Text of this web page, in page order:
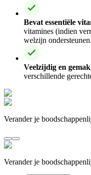
Bevat essentiële
vitamines (indien
welzijn ondersteunen.
Veelzijdig en
verschillende
Verander je
Verander je